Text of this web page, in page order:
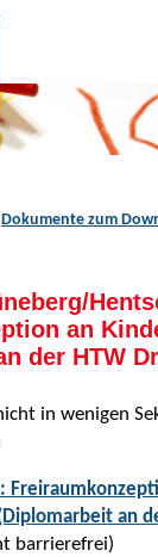
Dokumente zum
an
der HTW
in wenigen
an
barrierefrei)